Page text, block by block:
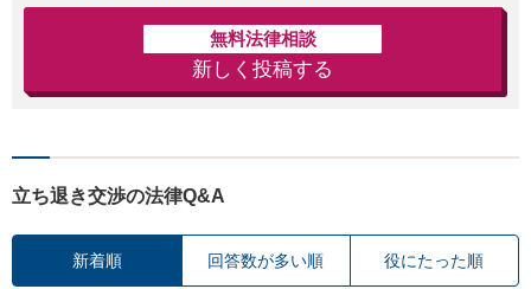
無料法律相談
新しく投稿する
立ち退き交渉の法律Q&A
新着順 回答数が多い順 役にたった順